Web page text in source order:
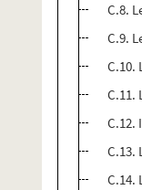
C.8.
C.9.
C.10.
C.11.
C.12.
C.13.
C.14.